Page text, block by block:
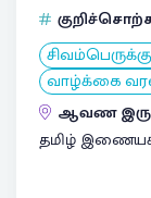
வாழ்க்கை
ஆவண
தமிழ்